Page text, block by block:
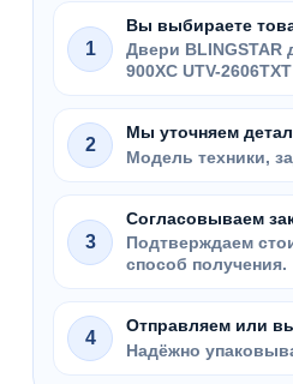
1
Вы выбираете
Двери BLINGSTAR
900XC UTV-2606TXT
2
Мы уточняем
Модель техники,
3
Согласовываем
Подтверждаем
способ получения.
4
Отправляем или
Надёжно